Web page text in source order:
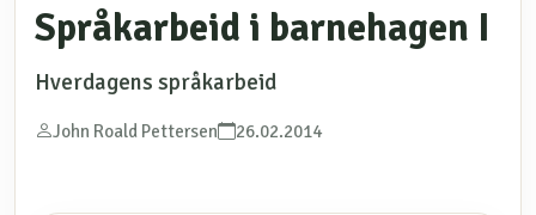
Språkarbeid i barnehagen I
Hverdagens språkarbeid
John Roald Pettersen 26.02.2014